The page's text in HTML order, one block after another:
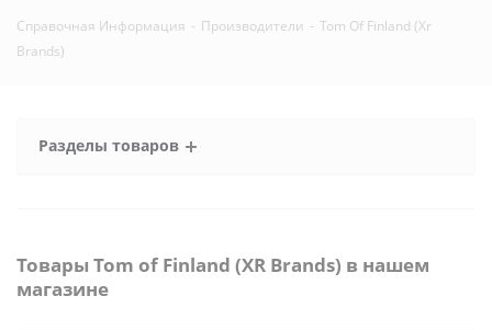
Справочная Информация - Производители - Tom Of Finland (Xr
Brands)
Разделы товаров
Товары Tom of Finland (XR Brands) в нашем
магазине